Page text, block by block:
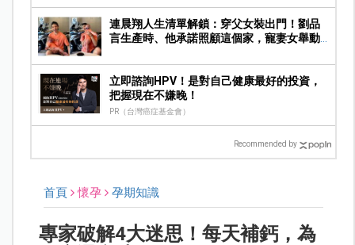
連晨翔人生清單解鎖：穿父女裝出門！劉品
言生產時、他承諾照顧這個家，寵妻女舉動
立即諮詢HPV！是對自己健康最好的投資，
把握現在不嫌晚！
PR（台灣癌症基金會）
Recommended by
首頁 懷孕 孕期知識
專家破解4大迷思！每天補鈣，為